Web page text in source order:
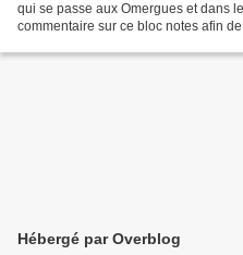
qui se passe aux Omergues et dans
commentaire sur ce bloc notes afin
Hébergé par Overblog